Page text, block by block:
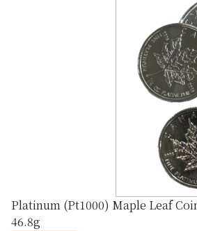
Platinum (Pt1000) Maple Leaf
46.8g